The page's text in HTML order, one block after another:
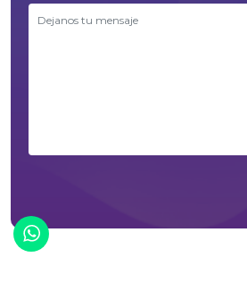
¡Chatea con nosotros!